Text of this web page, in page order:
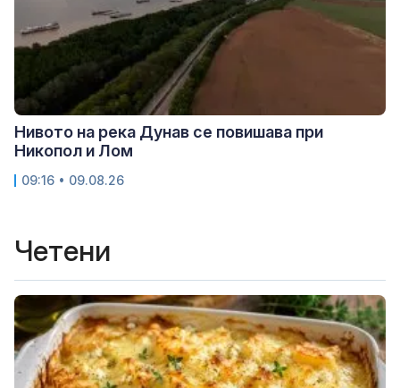
Нивото на река Дунав се повишава при
Никопол и Лом
09:16 • 09.08.26
Четени